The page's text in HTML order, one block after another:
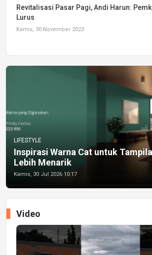
Revitalisasi Pasar Pagi, Andi Harun:
Lurus
Kamis, 30 November 2023
LIFESTYLE
Inspirasi Warna Cat untuk
Lebih Menarik
Kamis, 30 Jul 2026 10:17
Video